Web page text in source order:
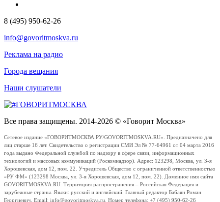
8 (495) 950-62-26
info@govoritmoskva.ru
Реклама на радио
Города вещания
Наши слушатели
Все права защищены. 2014-2026 © «Говорит Москва»
Сетевое издание «ГОВОРИТМОСКВА.РУ/GOVORITMOSKVA.RU». Предназначено для
лиц старше 16 лет. Свидетельство о регистрации СМИ Эл № 77-64961 от 04 марта 2016
года выдано Федеральной службой по надзору в сфере связи, информационных
технологий и массовых коммуникаций (Роскомнадзор). Адрес: 123298, Москва, ул. 3-я
Хорошевская, дом 12, пом. 22. Учредитель Общество с ограниченной ответственностью
«РУ ФМ» (123298 Москва, ул. 3-я Хорошевская, дом 12, пом. 22). Доменное имя сайта
GOVORITMOSKVA.RU. Территория распространения – Российская Федерация и
зарубежные страны. Языки: русский и английский. Главный редактор Бабаян Роман
Георгиевич. Email: info@govoritmoskva.ru. Номер телефона: +7 (495) 950-62-26